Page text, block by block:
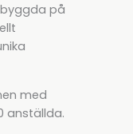
på
med
anställda.